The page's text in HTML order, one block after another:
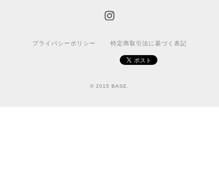
プライバシーポリシー 特定商取引法に基づく表記
© 2015 BASE.